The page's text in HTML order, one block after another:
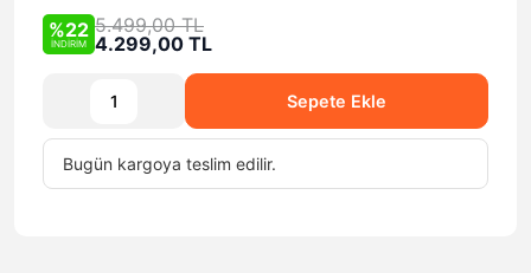
%22
İNDİRİM
5.499,00 TL
4.299,00 TL
Sepete Ekle
Bugün kargoya teslim edilir.